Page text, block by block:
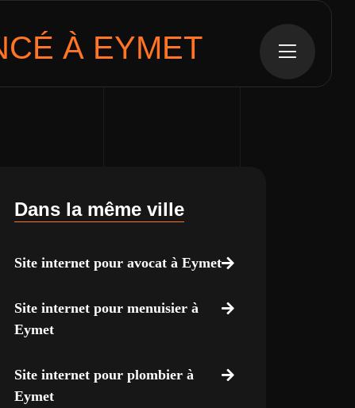
À EYMET
Dans la même ville
Site internet pour avocat à Eymet
Site internet pour menuisier à
Eymet
Site internet pour plombier à
Eymet